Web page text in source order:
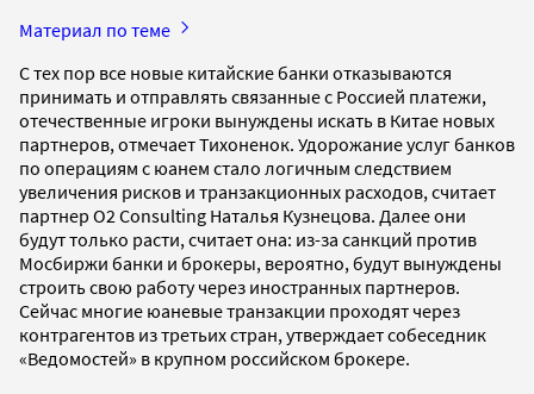
Материал по теме
С тех пор все новые китайские банки отказываются
принимать и отправлять связанные с Россией платежи,
отечественные игроки вынуждены искать в Китае новых
партнеров, отмечает Тихоненок. Удорожание услуг банков
по операциям с юанем стало логичным следствием
увеличения рисков и транзакционных расходов, считает
партнер О2 Consulting Наталья Кузнецова. Далее они
будут только расти, считает она: из-за санкций против
Мосбиржи банки и брокеры, вероятно, будут вынуждены
строить свою работу через иностранных партнеров.
Сейчас многие юаневые транзакции проходят через
контрагентов из третьих стран, утверждает собеседник
«Ведомостей» в крупном российском брокере.